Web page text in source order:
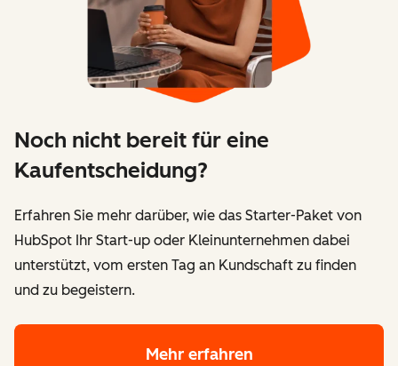
Noch nicht bereit für eine
Kaufentscheidung?
Erfahren Sie mehr darüber, wie das Starter-Paket von
HubSpot Ihr Start-up oder Kleinunternehmen dabei
unterstützt, vom ersten Tag an Kundschaft zu finden
und zu begeistern.
Mehr erfahren